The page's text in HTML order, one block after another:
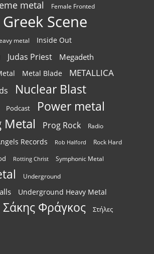
metal Female Fronted
Greek Scene
metal Inside Out
Judas Priest Megadeth
Metal Blade METALLICA
Nuclear Blast
Podcast Power metal
Metal Prog Rock Radio
Records Rob Halford Rock Hard
Rotting Christ Symphonic Metal
Underground
Underground Heavy Metal
Σάκης Φράγκος Στήλες